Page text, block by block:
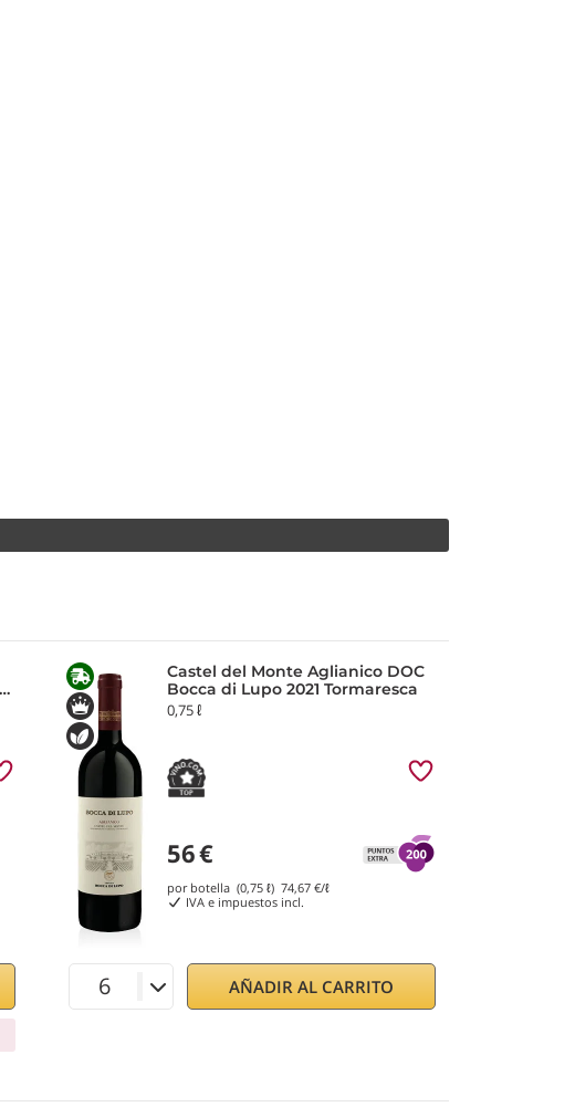
Castel del Monte Aglianico DOC
Bocca di Lupo 2021 Tormaresca
0,75 ℓ
56€
por botella (0,75 ℓ) 74,67 €/ℓ
IVA e impuestos incl.
AÑADIR AL CARRITO